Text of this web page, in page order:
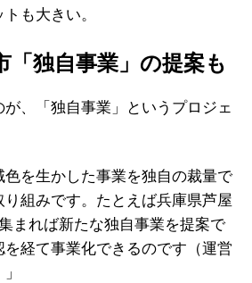
も大きい。
「独自事業」の提案も
、「独自事業」というプロジェ
色を生かした事業を独自の裁量で
組みです。たとえば兵庫県芦屋
まれば新たな独自事業を提案で
を経て事業化できるのです（運営